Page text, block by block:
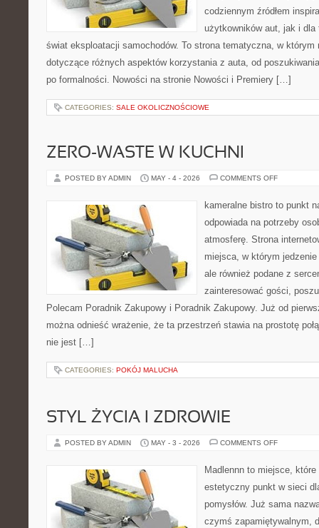
codziennym źródłem
użytkowników aut, jak i
świat eksploatacji samochodów. To strona tematyczna, w którym
dotyczące różnych aspektów korzystania z auta, od
po formalności. Nowości na stronie Nowości i Premiery […]
CATEGORIES: SALE OKOLICZNOŚCIOWE
ZERO-WASTE W KUCHNI
POSTED BY ADMIN MAY - 4 - 2026 COMMENTS OFFON
W
KUCHNI
kameralne bistro to punkt
odpowiada na potrzeby
atmosferę. Strona
miejsca, w którym
ale również podane z
zainteresować gości,
Polecam Poradnik Zakupowy i Poradnik Zakupowy. Już od
można odnieść wrażenie, że ta przestrzeń stawia na prostotę
nie jest […]
CATEGORIES: POKÓJ MALUCHA
STYL ŻYCIA I ZDROWIE
POSTED BY ADMIN MAY - 3 - 2026 COMMENTS OFFON
ZDROWIE
Madlennn to miejsce,
estetyczny punkt w sieci
pomysłów. Już sama
czymś zapamiętywalnym,